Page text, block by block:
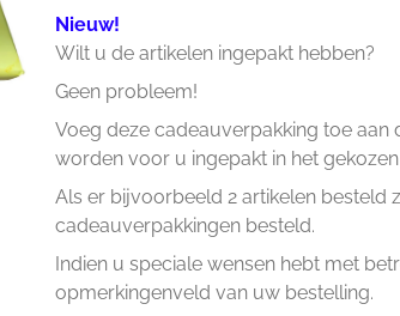
Nieuw!
Wilt u de artikelen ingepakt hebben?
Geen probleem!
Voeg deze cadeauverpakking toe aan
worden voor u ingepakt in het
Als er bijvoorbeeld 2 artikelen besteld
cadeauverpakkingen besteld.
Indien u speciale wensen hebt met
opmerkingenveld van uw bestelling.